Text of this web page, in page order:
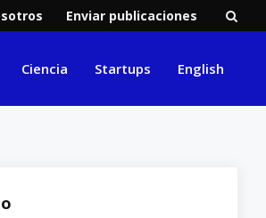
Enviar publicaciones
Ciencia Startups English